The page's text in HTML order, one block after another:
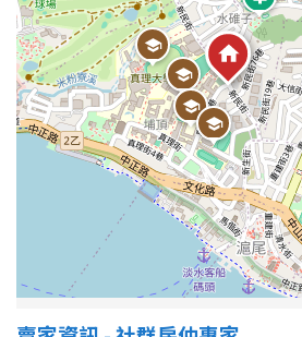
5-10 年
20-30 年
40 年以上